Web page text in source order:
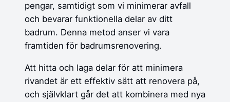
pengar, samtidigt som vi minimerar avfall
och bevarar funktionella delar av ditt
badrum. Denna metod anser vi vara
framtiden för badrumsrenovering.
Att hitta och laga delar för att minimera
rivandet är ett effektiv sätt att renovera på,
och självklart går det att kombinera med nya